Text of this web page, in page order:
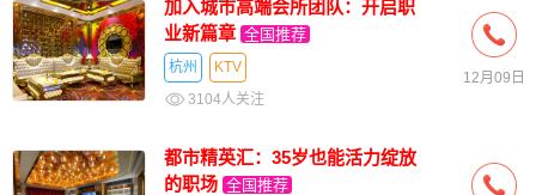
加入城市高端会所团队：开启职
业新篇章 全国推荐
杭州
KTV
3104人关注
12月09日
都市精英汇：35岁也能活力绽放
的职场 全国推荐